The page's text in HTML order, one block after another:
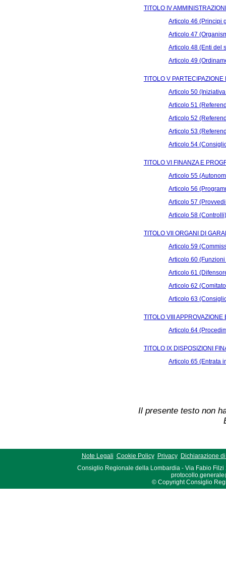
TITOLO IV
Articolo 46 (Principi
Articolo 47
Articolo 48 (Enti del
Articolo 49
TITOLO V
Articolo 50
Articolo 51
Articolo 52
Articolo 53
Articolo 54
TITOLO VI FINANZA E
Articolo 55
Articolo 56
Articolo 57
Articolo 58 (Controlli)
TITOLO VII ORGANI DI
Articolo 59
Articolo 60
Articolo 61
Articolo 62
Articolo 63
TITOLO VIII
Articolo 64
TITOLO IX DISPOSIZIONI
Articolo 65 (Entrata
Il presente testo non
Note Legali Cookie Policy Privacy
Dichiarazione
Consiglio Regionale della Lombardia - Via Fabio Filzi
© Copyright Consiglio